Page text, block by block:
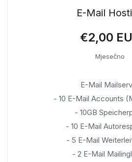
E-Mail
€2,00
Mjesečno
E-Mail
- 10 E-Mail Accounts
- 10GB
- 10 E-Mail
- 5 E-Mail
- 2 E-Mail